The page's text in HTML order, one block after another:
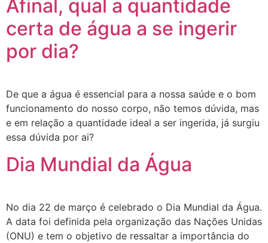
Afinal, qual a quantidade
certa de água a se ingerir
por dia?
De que a água é essencial para a nossa saúde e o bom
funcionamento do nosso corpo, não temos dúvida, mas
e em relação a quantidade ideal a ser ingerida, já surgiu
essa dúvida por ai?
Dia Mundial da Água
No dia 22 de março é celebrado o Dia Mundial da Água.
A data foi definida pela organização das Nações Unidas
(ONU) e tem o objetivo de ressaltar a importância do